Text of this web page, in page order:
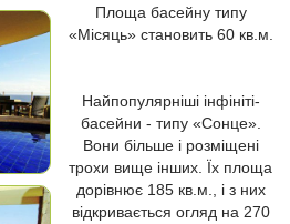
Площа басейну типу
«Місяць» становить 60 кв.м.
Найпопулярніші інфініті-
басейни - типу «Сонце».
Вони більше і розміщені
трохи вище інших. Їх площа
дорівнює 185 кв.м., і з них
відкривається огляд на 270